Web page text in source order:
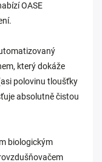
OASE
který dokáže
polovinu tloušťky
absolutně čistou
biologickým